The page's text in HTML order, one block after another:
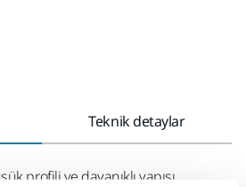
Teknik detaylar
profili ve dayanıklı yapısı,